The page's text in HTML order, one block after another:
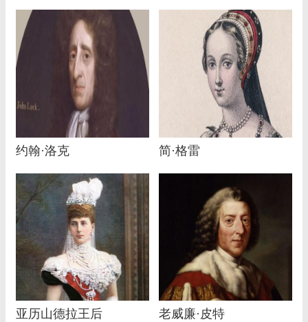
约翰·洛克 简·格雷
亚历山德拉王后 老威廉·皮特